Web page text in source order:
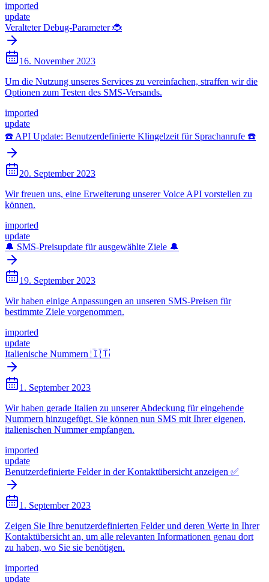
imported
update
Veralteter Debug-Parameter 🐞
16. November 2023
Um die Nutzung unseres Services zu vereinfachen, straffen wir die
Optionen zum Testen des SMS-Versands.
imported
update
☎️ API Update: Benutzerdefinierte Klingelzeit für Sprachanrufe ☎️
20. September 2023
Wir freuen uns, eine Erweiterung unserer Voice API vorstellen zu
können.
imported
update
🔔 SMS-Preisupdate für ausgewählte Ziele 🔔
19. September 2023
Wir haben einige Anpassungen an unseren SMS-Preisen für
bestimmte Ziele vorgenommen.
imported
update
Italienische Nummern 🇮🇹
1. September 2023
Wir haben gerade Italien zu unserer Abdeckung für eingehende
Nummern hinzugefügt. Sie können nun SMS mit Ihrer eigenen,
italienischen Nummer empfangen.
imported
update
Benutzerdefinierte Felder in der Kontaktübersicht anzeigen ✅
1. September 2023
Zeigen Sie Ihre benutzerdefinierten Felder und deren Werte in Ihrer
Kontaktübersicht an, um alle relevanten Informationen genau dort
zu haben, wo Sie sie benötigen.
imported
update